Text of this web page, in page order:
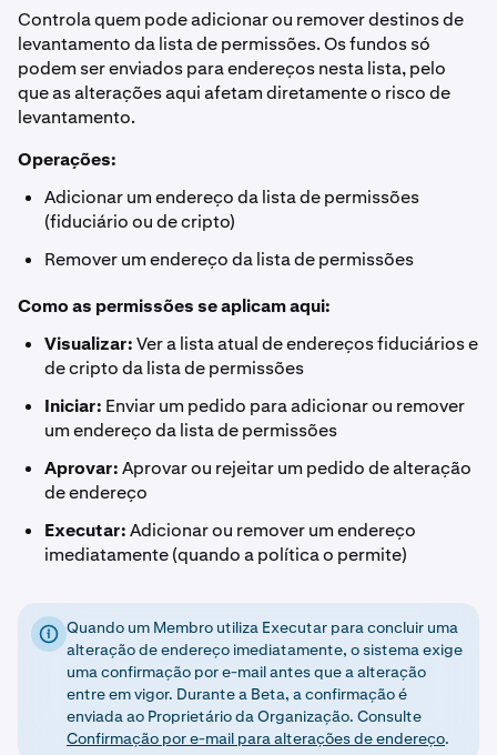
Controla quem pode adicionar ou remover destinos de
levantamento da lista de permissões. Os fundos só
podem ser enviados para endereços nesta lista, pelo
que as alterações aqui afetam diretamente o risco de
levantamento.
Operações:
Adicionar um endereço da lista de permissões
(fiduciário ou de cripto)
Remover um endereço da lista de permissões
Como as permissões se aplicam aqui:
Visualizar:Ver a lista atual de endereços fiduciários e
de cripto da lista de permissões
Iniciar: Enviar um pedido para adicionar ou remover
um endereço da lista de permissões
Aprovar:Aprovar ou rejeitar um pedido de alteração
de endereço
Executar:Adicionar ou remover um endereço
imediatamente (quando a política o permite)
Quando um Membro utiliza Executar para concluir uma
alteração de endereço imediatamente, o sistema exige
uma confirmação por e-mail antes que a alteração
entre em vigor. Durante a Beta, a confirmação é
enviada ao Proprietário da Organização. Consulte
Confirmação por e-mail para alterações de endereço.